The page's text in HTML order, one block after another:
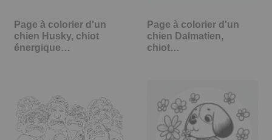
Page à colorier d'un
chien Husky, chiot
énergique…
Page à colorier d'un
chien Dalmatien,
chiot…